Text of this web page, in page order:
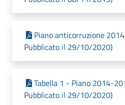
Piano anticorruzione
Pubblicato il 29/10/2020)
Tabella 1 - Piano 2014-
Pubblicato il 29/10/2020)